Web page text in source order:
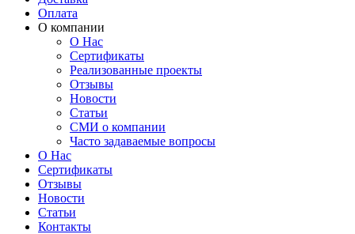
Оплата
О компании
О Нас
Сертификаты
Реализованные проекты
Отзывы
Новости
Статьи
СМИ о компании
Часто задаваемые вопросы
О Нас
Сертификаты
Отзывы
Новости
Статьи
Контакты